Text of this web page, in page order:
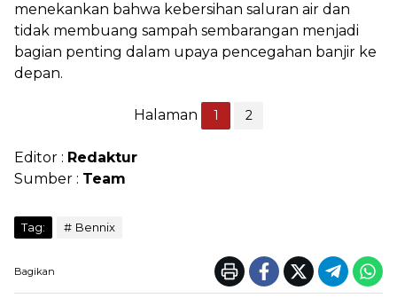
menekankan bahwa kebersihan saluran air dan
tidak membuang sampah sembarangan menjadi
bagian penting dalam upaya pencegahan banjir ke
depan.
Halaman 1 2
Editor : Redaktur
Sumber : Team
Tag: Bennix
Bagikan